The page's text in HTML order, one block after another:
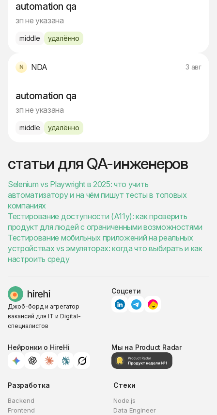
automation qa
зп не указана
middle удалённо
NDA 3 авг
automation qa
зп не указана
middle удалённо
статьи для QA-инженеров
Selenium vs Playwright в 2025: что учить
автоматизатору и на чём пишут тесты в топовых
компаниях
Тестирование доступности (A11y): как проверить
продукт для людей с ограниченными возможностями
Тестирование мобильных приложений на реальных
устройствах vs эмуляторах: когда что выбирать и как
настроить среду
Джоб-борд и агрегатор
вакансий для IT и Digital-
специалистов
Соцсети
Нейронки о HireHi Мы на Product Radar
Разработка
Backend
Frontend
Стеки
Node.js
Data Engineer